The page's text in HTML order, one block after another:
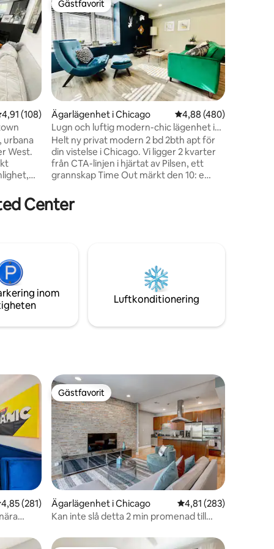
av 5 i genomsnittligt betyg, 108 omdömen
4,91 (108)
urbana
West.
kort
Gästfavorit
Gästfavorit
Ägarlägenhet i Chicago 4,88 av 5 i
4,88 (480)
Lugn och luftig modern-chic lägenhet i
trendiga Pilsen
Helt ny privat modern 2 bd 2bth apt för
din vistelse i Chicago. Vi ligger 2 kvarter
från CTA-linjen i hjärtat av Pilsen, ett
grannskap Time Out märkt den 10: e
träkaklade golv överallt, kockkök,
toalettartiklar, helt nya möbler inklusive 2
Vi vill verkligen att du ska känna att detta
Center
inom
Luftkonditionering
av 5 i genomsnittligt betyg, 281 omdömen
4,85 (281)
Gästfavorit
Gästfavorit
Ägarlägenhet i Chicago 4,81 av 5 i
4,81 (283)
Kan inte slå detta 2 min promenad till